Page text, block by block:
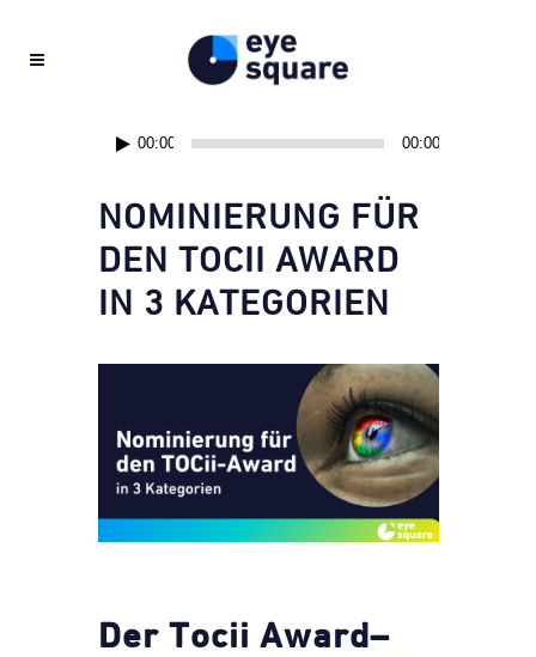
Audio-00:00 00:00
NOMINIERUNG FÜR
DEN TOCII AWARD
IN 3 KATEGORIEN
Der Tocii Award–